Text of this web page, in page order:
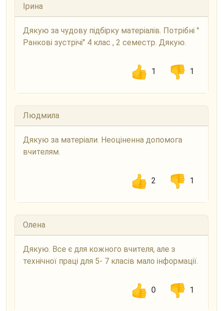
Ірина
Дякую за чудову підбірку матеріалів. Потрібні "
Ранкові зустрічі" 4 клас , 2 семестр. Дякую.
1 1
Людмила
Дякую за матеріали. Неоціненна допомога
вчителям.
2 1
Олена
Дякую. Все є для кожного вчителя, але з
технічної праці для 5- 7 класів мало інформації.
0 1